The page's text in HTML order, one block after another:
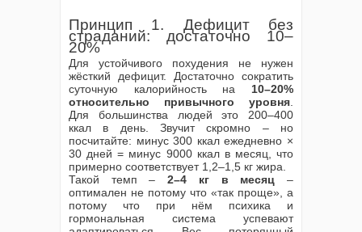
Принцип 1. Дефицит без
страданий: достаточно 10–
20%
Для устойчивого похудения не нужен
жёсткий дефицит. Достаточно сократить
суточную калорийность на 10–20%
относительно привычного уровня
Для большинства людей это 200–400
ккал в день. Звучит скромно – но
посчитайте: минус 300 ккал ежедневно ×
30 дней = минус 9000 ккал в месяц, что
примерно соответствует 1,2–1,5 кг жира.
Такой темп –2–4 кг в месяц–
оптимален не потому что «так проще», а
потому что при нём психика и
гормональная система успевают